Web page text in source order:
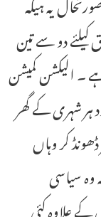
دو سے تین
۔ الیکشن کمیشن
ہر شہری کے گھر
کر وہاں
وہ سیاسی
کے علاوہ کئی